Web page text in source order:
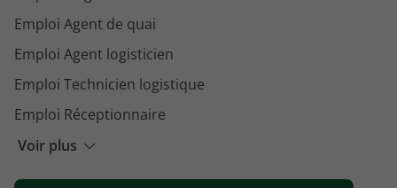
Voir plus
Emploi Agent de quai
Emploi Agent logisticien
Emploi Technicien logistique
Emploi Réceptionnaire
Emploi Approvisionneur
Emploi Technicien d'exploitation